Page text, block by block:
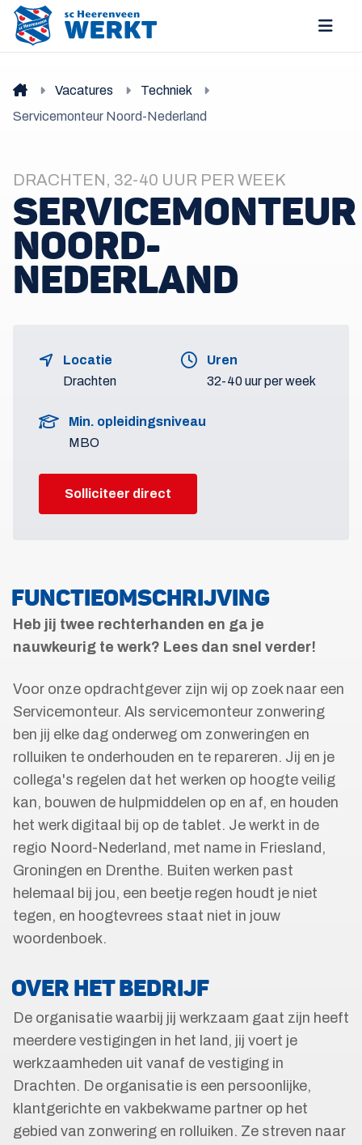
Vacatures
Techniek
Servicemonteur Noord-Nederland
DRACHTEN, 32-40 UUR PER WEEK
SERVICEMONTEUR
NOORD-
NEDERLAND
Locatie
Drachten
Uren
32-40 uur per week
Min. opleidingsniveau
MBO
Solliciteer direct
FUNCTIEOMSCHRIJVING
Heb jij twee rechterhanden en ga je
nauwkeurig te werk? Lees dan snel verder!
Voor onze opdrachtgever zijn wij op zoek naar een
Servicemonteur. Als servicemonteur zonwering
ben jij elke dag onderweg om zonweringen en
rolluiken te onderhouden en te repareren. Jij en je
collega's regelen dat het werken op hoogte veilig
kan, bouwen de hulpmiddelen op en af, en houden
het werk digitaal bij op de tablet. Je werkt in de
regio Noord-Nederland, met name in Friesland,
Groningen en Drenthe. Buiten werken past
helemaal bij jou, een beetje regen houdt je niet
tegen, en hoogtevrees staat niet in jouw
woordenboek.
OVER HET BEDRIJF
De organisatie waarbij jij werkzaam gaat zijn heeft
meerdere vestigingen in het land, jij voert je
werkzaamheden uit vanaf de vestiging in
Drachten. De organisatie is een persoonlijke,
klantgerichte en vakbekwame partner op het
gebied van zonwering en rolluiken. Ze streven naar